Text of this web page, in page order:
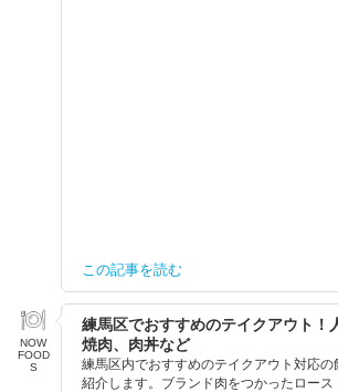
この記事を読む
NOW
FOOD
S
練馬区でおすすめのテイクアウト！
焼肉、肉丼など
練馬区内でおすすめのテイクアウト対応
紹介します。ブランド肉をつかったロー